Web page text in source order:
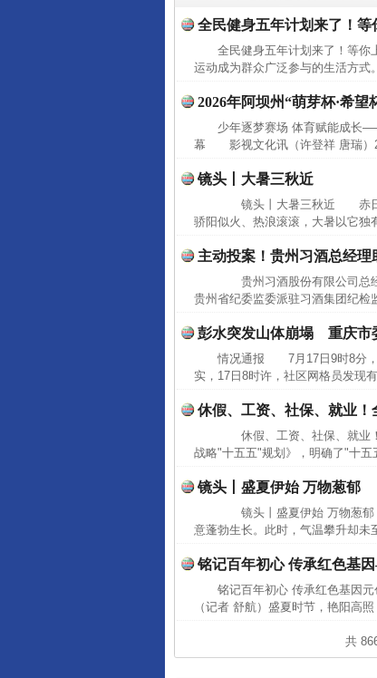
全民健身五年计划来了！等
全民健身五年计划来了！等
运动成为群众广泛参与的生活方式
2026年阿坝州“萌芽杯·希
少年逐梦赛场 体育赋能成长
幕 影视文化讯（许登祥 唐瑞）
镜头丨大暑三秋近
镜头丨大暑三秋近 赤日几
骄阳似火、热浪滚滚，大暑以它
主动投案！贵州习酒总经
贵州习酒股份有限公司总
贵州省纪委监委派驻习酒集团纪检
彭水突发山体崩塌 重庆市
情况通报 7月17日9时8分，
实，17日8时许，社区网格员发现
休假、工资、社保、就业
休假、工资、社保、就业
战略"十五五"规划》，明确了"十
镜头丨盛夏伊始 万物葱郁
镜头丨盛夏伊始 万物葱郁
意蓬勃生长。此时，气温攀升却未
铭记百年初心 传承红色基
铭记百年初心 传承红色基因
（记者 舒航）盛夏时节，艳阳高
共